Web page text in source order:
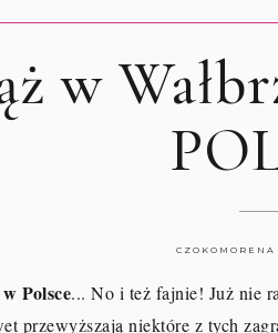
w
CZOKOMORENA
Polsce... No i też fajnie! Już nie
przewyższają niektóre z tych